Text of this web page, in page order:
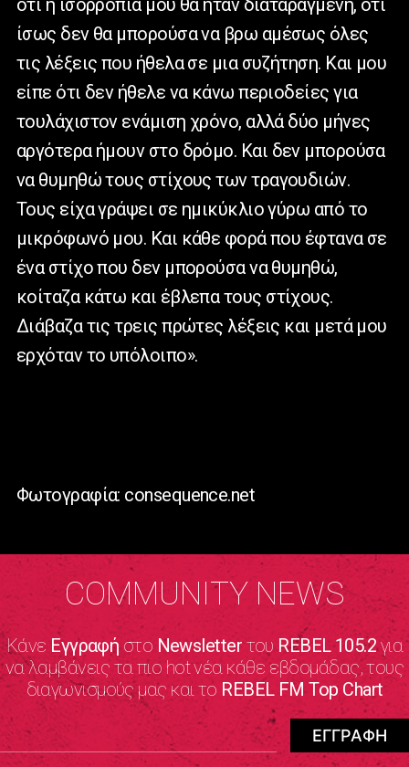
ότι η ισορροπία μου θα ήταν διαταραγμένη, ότι
ίσως δεν θα μπορούσα να βρω αμέσως όλες
τις λέξεις που ήθελα σε μια συζήτηση. Και μου
είπε ότι δεν ήθελε να κάνω περιοδείες για
τουλάχιστον ενάμιση χρόνο, αλλά δύο μήνες
αργότερα ήμουν στο δρόμο. Και δεν μπορούσα
να θυμηθώ τους στίχους των τραγουδιών.
Τους είχα γράψει σε ημικύκλιο γύρω από το
μικρόφωνό μου. Και κάθε φορά που έφτανα σε
ένα στίχο που δεν μπορούσα να θυμηθώ,
κοίταζα κάτω και έβλεπα τους στίχους.
Διάβαζα τις τρεις πρώτες λέξεις και μετά μου
ερχόταν το υπόλοιπο».
Φωτογραφία: consequence.net
COMMUNITY NEWS
Κάνε Εγγραφήστο NewsletterτουREBEL 105.2για
να λαμβάνεις τα πιο hot νέα κάθε εβδομάδας, τους
διαγωνισμούς μας και το REBEL FM Top Chart